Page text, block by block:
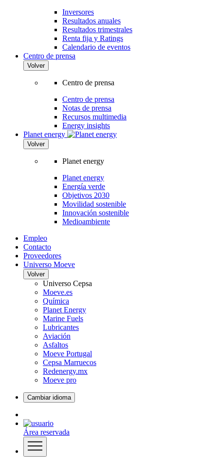
Inversores
Resultados anuales
Resultados trimestrales
Renta fija y Ratings
Calendario de eventos
Centro de prensa
Volver
Centro de prensa
Centro de prensa
Notas de prensa
Recursos multimedia
Energy insights
Planet energy
Volver
Planet energy
Planet energy
Energía verde
Objetivos 2030
Movilidad sostenible
Innovación sostenible
Medioambiente
Empleo
Contacto
Proveedores
Universo Moeve
Volver
Universo Cepsa
Moeve.es
Química
Planet Energy
Marine Fuels
Lubricantes
Aviación
Asfaltos
Moeve Portugal
Cepsa Marruecos
Redenergy.mx
Moeve pro
Cambiar idioma
Área reservada